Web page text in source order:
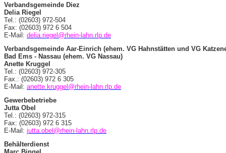
Verbandsgemeinde Diez
Delia Riegel
Tel.: (02603) 972-504
Fax: (02603) 972 6 504
E-Mail: delia.riegel@rhein-lahn.rlp.de
Verbandsgemeinde Aar-Einrich (ehem. VG Hahnstätten und VG
Bad Ems - Nassau (ehem. VG Nassau)
Anette Kruggel
Tel.: (02603) 972-305
Fax.: (02603) 972 6 305
E-Mail: anette.kruggel@rhein-lahn.rlp.de
Gewerbebetriebe
Jutta Obel
Tel.: (02603) 972-315
Fax: (02603) 972 6 315
E-Mail: jutta.obel@rhein-lahn.rlp.de
Behälterdienst